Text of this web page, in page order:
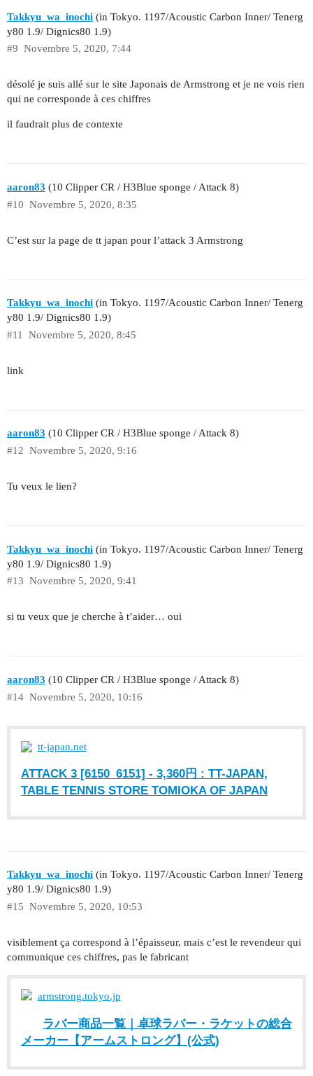
Takkyu_wa_inochi (in Tokyo. 1197/Acoustic Carbon Inner/ Tenerg
y80 1.9/ Dignics80 1.9)
Novembre 5, 2020, 7:44
#9
désolé je suis allé sur le site Japonais de Armstrong et je ne vois rien
qui ne corresponde à ces chiffres
il faudrait plus de contexte
aaron83 (10 Clipper CR / H3Blue sponge / Attack 8)
Novembre 5, 2020, 8:35
#10
C’est sur la page de tt japan pour l’attack 3 Armstrong
Takkyu_wa_inochi (in Tokyo. 1197/Acoustic Carbon Inner/ Tenerg
y80 1.9/ Dignics80 1.9)
Novembre 5, 2020, 8:45
#11
link
aaron83 (10 Clipper CR / H3Blue sponge / Attack 8)
Novembre 5, 2020, 9:16
#12
Tu veux le lien?
Takkyu_wa_inochi (in Tokyo. 1197/Acoustic Carbon Inner/ Tenerg
y80 1.9/ Dignics80 1.9)
Novembre 5, 2020, 9:41
#13
si tu veux que je cherche à t’aider… oui
aaron83 (10 Clipper CR / H3Blue sponge / Attack 8)
Novembre 5, 2020, 10:16
#14
tt-japan.net
ATTACK 3 [6150_6151] - 3,360円 : TT-JAPAN,
TABLE TENNIS STORE TOMIOKA OF JAPAN
Takkyu_wa_inochi (in Tokyo. 1197/Acoustic Carbon Inner/ Tenerg
y80 1.9/ Dignics80 1.9)
Novembre 5, 2020, 10:53
#15
visiblement ça correspond à l’épaisseur, mais c’est le revendeur qui
communique ces chiffres, pas le fabricant
armstrong.tokyo.jp
ラバー商品一覧｜卓球ラバー・ラケットの総合
メーカー【アームストロング】(公式)